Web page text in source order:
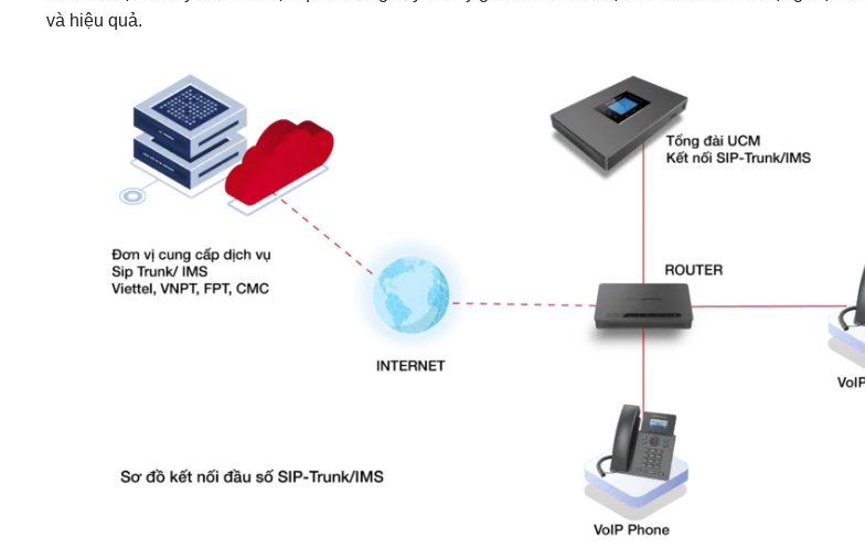
và hiệu quả.